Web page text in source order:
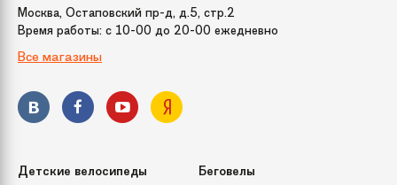
Москва, Остаповский пр-д, д.5, стр.2
Время работы: c 10-00 до 20-00 ежедневно
Все магазины
Детские велосипеды Беговелы